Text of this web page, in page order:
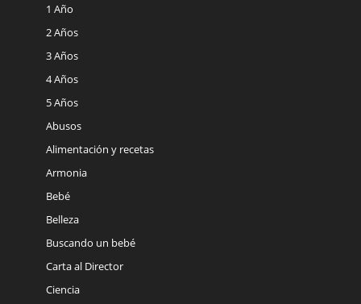
1 Año
2 Años
3 Años
4 Años
5 Años
Abusos
Alimentación y recetas
Armonia
Bebé
Belleza
Buscando un bebé
Carta al Director
Ciencia